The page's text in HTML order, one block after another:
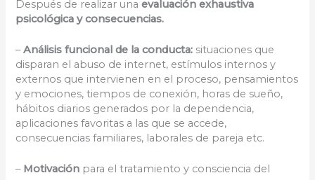
Después de realizar unaevaluación exhaustiva
psicológica y consecuencias.
–Análisis funcional de la conducta: situaciones que
disparan el abuso de internet, estímulos internos y
externos que intervienen en el proceso, pensamientos
y emociones, tiempos de conexión, horas de sueño,
hábitos diarios generados por la dependencia,
aplicaciones favoritas a las que se accede,
consecuencias familiares, laborales de pareja etc.
– Motivación para el tratamiento y consciencia del